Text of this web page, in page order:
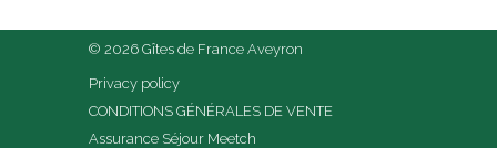
© 2026 Gîtes de France Aveyron
Privacy policy
CONDITIONS GÉNÉRALES DE VENTE
Assurance Séjour Meetch